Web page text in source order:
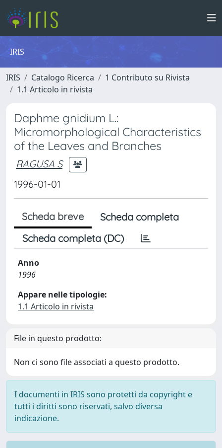
IRIS
IRIS Catalogo Ricerca
1 Contributo su Rivista
1.1 Articolo in rivista
Daphme gnidium L.:
Micromorphological Characteristics
of the Leaves and Branches
RAGUSA S
1996-01-01
Scheda breve
Scheda completa
Scheda completa (DC)
Anno
1996
Appare nelle tipologie:
1.1 Articolo in rivista
File in questo prodotto:
Non ci sono file associati a questo prodotto.
I documenti in IRIS sono protetti da copyright e
tutti i diritti sono riservati, salvo diversa
indicazione.